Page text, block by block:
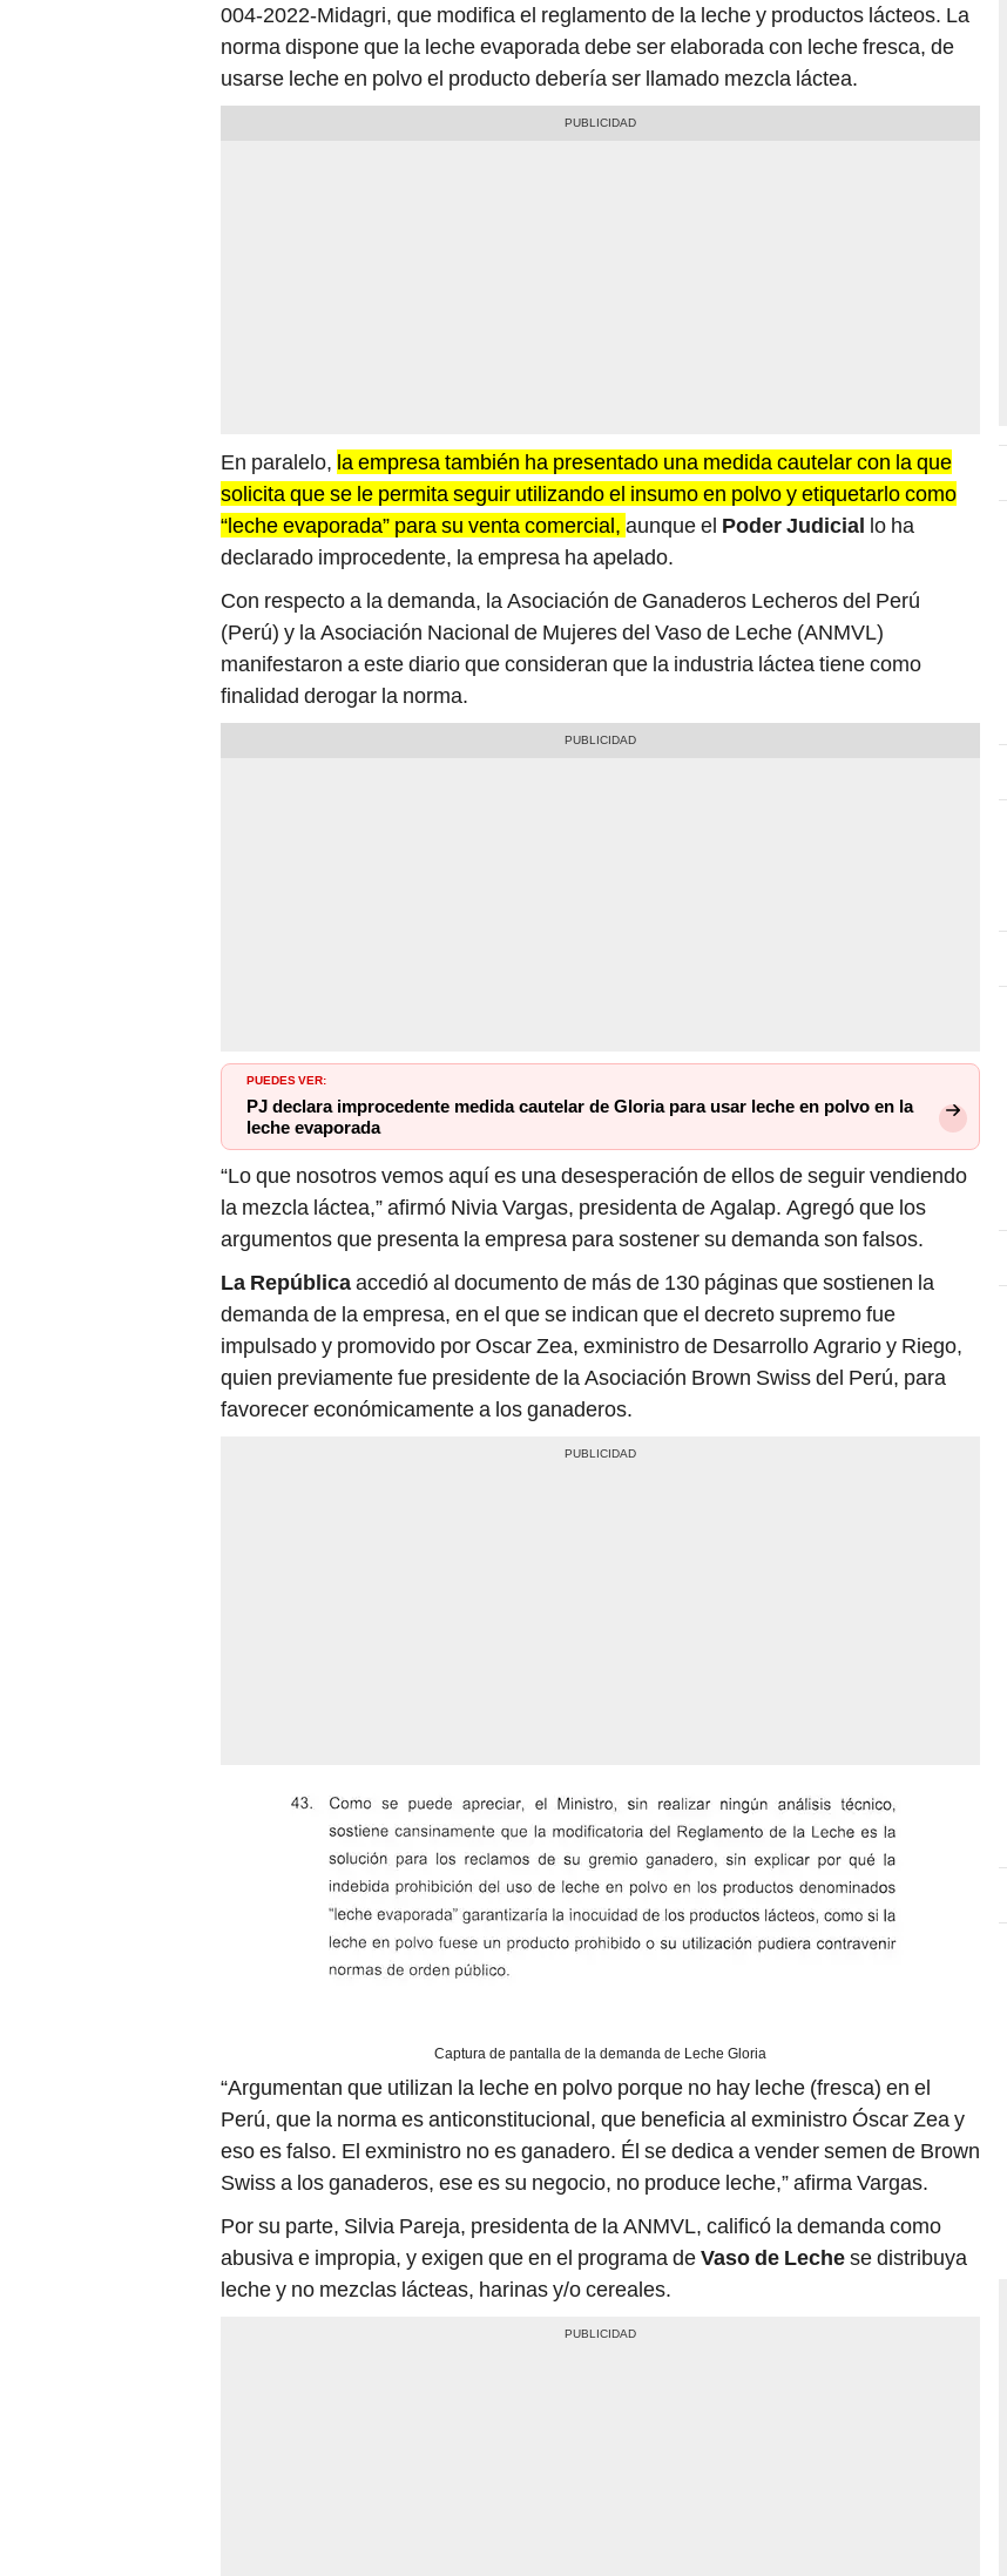
004-2022-Midagri, que modifica el reglamento de la leche y productos lácteos. La
norma dispone que la leche evaporada debe ser elaborada con leche fresca, de
usarse leche en polvo el producto debería ser llamado mezcla láctea.
En paralelo, la empresa también ha presentado una medida cautelar con la que
solicita que se le permita seguir utilizando el insumo en polvo y etiquetarlo como
“leche evaporada” para su venta comercial, aunque el Poder Judicial lo ha
declarado improcedente, la empresa ha apelado.
Con respecto a la demanda, la Asociación de Ganaderos Lecheros del Perú
(Perú) y la Asociación Nacional de Mujeres del Vaso de Leche (ANMVL)
manifestaron a este diario que consideran que la industria láctea tiene como
finalidad derogar la norma.
PUEDES VER:
PJ declara improcedente medida cautelar de Gloria para usar leche en polvo en la
leche evaporada
“Lo que nosotros vemos aquí es una desesperación de ellos de seguir vendiendo
la mezcla láctea,” afirmó Nivia Vargas, presidenta de Agalap. Agregó que los
argumentos que presenta la empresa para sostener su demanda son falsos.
La Repúblicaaccedió al documento de más de 130 páginas que sostienen la
demanda de la empresa, en el que se indican que el decreto supremo fue
impulsado y promovido por Oscar Zea, exministro de Desarrollo Agrario y Riego,
quien previamente fue presidente de la Asociación Brown Swiss del Perú, para
favorecer económicamente a los ganaderos.
Captura de pantalla de la demanda de Leche Gloria
“Argumentan que utilizan la leche en polvo porque no hay leche (fresca) en el
Perú, que la norma es anticonstitucional, que beneficia al exministro Óscar Zea y
eso es falso. El exministro no es ganadero. Él se dedica a vender semen de Brown
Swiss a los ganaderos, ese es su negocio, no produce leche,” afirma Vargas.
Por su parte, Silvia Pareja, presidenta de la ANMVL, calificó la demanda como
abusiva e impropia, y exigen que en el programa deVaso de Lechese distribuya
leche y no mezclas lácteas, harinas y/o cereales.